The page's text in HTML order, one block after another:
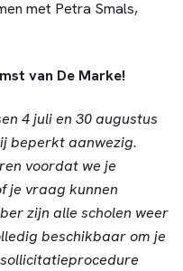
met Petra Smals,
van De Marke!
4 juli en 30 augustus
beperkt aanwezig.
voordat we je
je vraag kunnen
zijn alle scholen weer
beschikbaar om je